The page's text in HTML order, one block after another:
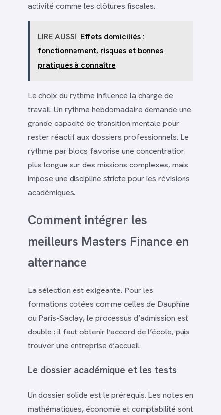
activité comme les clôtures fiscales.
LIRE AUSSI Effets domiciliés :
fonctionnement, risques et bonnes
pratiques à connaître
Le choix du rythme influence la charge de
travail. Un rythme hebdomadaire demande une
grande capacité de transition mentale pour
rester réactif aux dossiers professionnels. Le
rythme par blocs favorise une concentration
plus longue sur des missions complexes, mais
impose une discipline stricte pour les révisions
académiques.
Comment intégrer les
meilleurs Masters Finance en
alternance
La sélection est exigeante. Pour les
formations cotées comme celles de Dauphine
ou Paris-Saclay, le processus d’admission est
double : il faut obtenir l’accord de l’école, puis
trouver une entreprise d’accueil.
Le dossier académique et les tests
Un dossier solide est le prérequis. Les notes en
mathématiques, économie et comptabilité sont